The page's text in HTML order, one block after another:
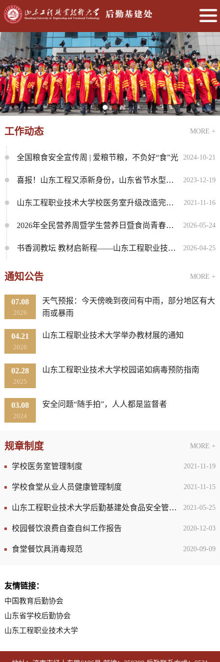
工作动态 MORE +
2024-10-21
全国粮食安全宣传周 | 爱粮节粮，不负好“食”光
2023-12-19
喜报！山东工程又添新身份，山东省节水型高校！
2021-11-16
山东工程职业技术大学校医务室升级改造完成正式启用
2026-05-24
2026年全民营养周暨学生营养日暨食尚青春合理膳食活动圆满举...
2026-04-25
书香润教坛 教材启新程——山东工程职业技术大学成功举办精品...
通知公告 MORE +
07.08
2026
天气预报：今天傍晚到夜间有中雨，部分地区有大
雨或暴雨
04.21
2026
山东工程职业技术大学举办教材展的通知
02.28
2025
山东工程职业技术大学校园诺如病毒预防指南
03.08
2024
安全问题“随手拍”，人人都是监督者
规章制度 MORE +
2021-11-19
学校医务室管理制度
2021-11-15
学校食堂从业人员健康管理制度
2021-05-25
山东工程职业技术大学后勤基建处食品安全管理办法
2020-12-03
校园餐饮浪费自查自纠工作报告
2020-09-09
食堂餐饮具消毒规范
友情链接：
中国教育后勤协会
山东省学校后勤协会
山东工程职业技术大学